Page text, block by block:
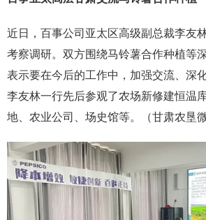
近日，百事公司亚太区高级副总裁李友
考察调研。双方围绕马铃薯合作种植等
表示要在今后的工作中，加强交流、深
李友林一行先后参观了农场新修建恒温
地、农业公司、场史馆等。（甘肃农垦